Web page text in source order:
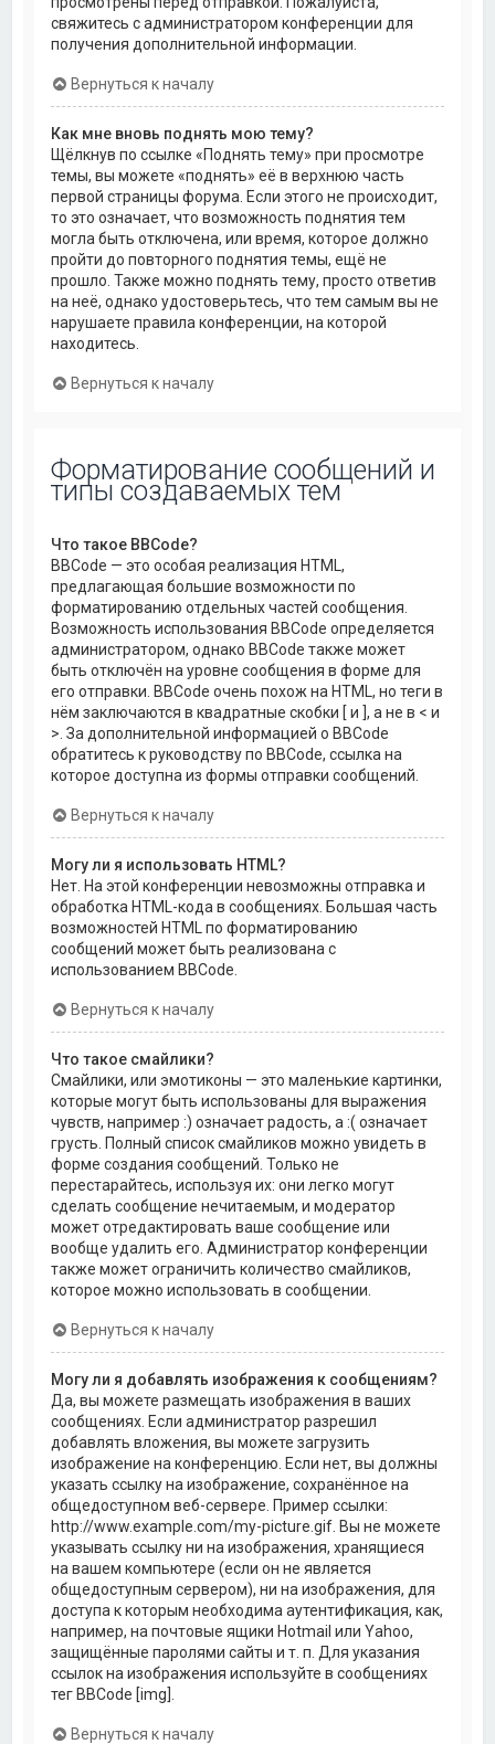
свяжитесь с администратором конференции для
получения дополнительной информации.
Вернуться к началу
Как мне вновь поднять мою тему?
Щёлкнув по ссылке «Поднять тему» при просмотре
темы, вы можете «поднять» её в верхнюю часть
первой страницы форума. Если этого не происходит,
то это означает, что возможность поднятия тем
могла быть отключена, или время, которое должно
пройти до повторного поднятия темы, ещё не
прошло. Также можно поднять тему, просто ответив
на неё, однако удостоверьтесь, что тем самым вы не
нарушаете правила конференции, на которой
находитесь.
Вернуться к началу
Форматирование сообщений и
типы создаваемых тем
Что такое BBCode?
BBCode — это особая реализация HTML,
предлагающая большие возможности по
форматированию отдельных частей сообщения.
Возможность использования BBCode определяется
администратором, однако BBCode также может
быть отключён на уровне сообщения в форме для
его отправки. BBCode очень похож на HTML, но теги в
нём заключаются в квадратные скобки [ и ], а не в < и
>. За дополнительной информацией о BBCode
обратитесь к руководству по BBCode, ссылка на
которое доступна из формы отправки сообщений.
Вернуться к началу
Могу ли я использовать HTML?
Нет. На этой конференции невозможны отправка и
обработка HTML-кода в сообщениях. Большая часть
возможностей HTML по форматированию
сообщений может быть реализована с
использованием BBCode.
Вернуться к началу
Что такое смайлики?
Смайлики, или эмотиконы — это маленькие картинки,
которые могут быть использованы для выражения
чувств, например :) означает радость, а :( означает
грусть. Полный список смайликов можно увидеть в
форме создания сообщений. Только не
перестарайтесь, используя их: они легко могут
сделать сообщение нечитаемым, и модератор
может отредактировать ваше сообщение или
вообще удалить его. Администратор конференции
также может ограничить количество смайликов,
которое можно использовать в сообщении.
Вернуться к началу
Могу ли я добавлять изображения к сообщениям?
Да, вы можете размещать изображения в ваших
сообщениях. Если администратор разрешил
добавлять вложения, вы можете загрузить
изображение на конференцию. Если нет, вы должны
указать ссылку на изображение, сохранённое на
общедоступном веб-сервере. Пример ссылки:
http://www.example.com/my-picture.gif. Вы не можете
указывать ссылку ни на изображения, хранящиеся
на вашем компьютере (если он не является
общедоступным сервером), ни на изображения, для
доступа к которым необходима аутентификация, как,
например, на почтовые ящики Hotmail или Yahoo,
защищённые паролями сайты и т. п. Для указания
ссылок на изображения используйте в сообщениях
тег BBCode [img].
Вернуться к началу